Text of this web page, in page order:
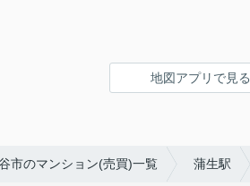
地図アプリで見る
市のマンション(売買)一覧 蒲生駅